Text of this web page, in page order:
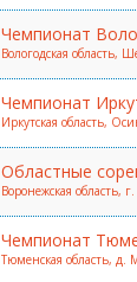
Чемпионат
Вологодская область,
Чемпионат
Иркутская область,
Областные
Воронежская область,
Чемпионат
Тюменская область, д.